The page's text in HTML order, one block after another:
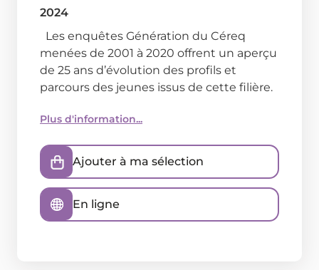
2024
Les enquêtes Génération du Céreq
menées de 2001 à 2020 offrent un aperçu
de 25 ans d’évolution des profils et
parcours des jeunes issus de cette filière.
Plus d'information...
Ajouter à ma sélection
En ligne